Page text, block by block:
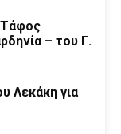
– του Γ.
Λεκάκη για